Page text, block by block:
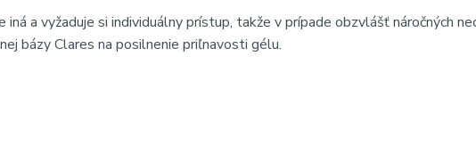
a vyžaduje si individuálny prístup, takže v prípade obzvlášť náročných
bázy Clares na posilnenie priľnavosti gélu.